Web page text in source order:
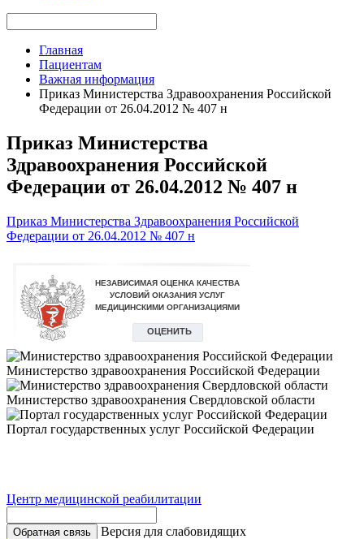
Главная
Пациентам
Важная информация
Приказ Министерства Здравоохранения Российской
Федерации от 26.04.2012 № 407 н
Приказ Министерства
Здравоохранения Российской
Федерации от 26.04.2012 № 407 н
Приказ Министерства Здравоохранения Российской
Федерации от 26.04.2012 № 407 н
Министерство здравоохранения Российской Федерации
Министерство здравоохранения Свердловской области
Портал государственных услуг Российской Федерации
Центр медицинской реабилитации
Обратная связь
Версия для слабовидящих